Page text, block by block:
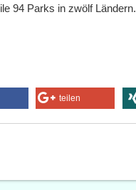
94 Parks in zwölf Ländern.
teilen